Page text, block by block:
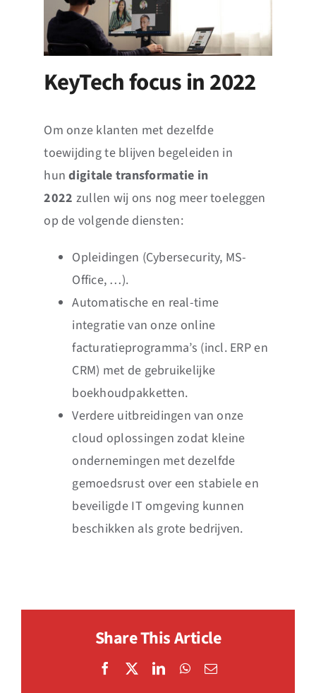
KeyTech focus in 2022
Om onze klanten met dezelfde
toewijding te blijven begeleiden in
hundigitale transformatie in
2022 zullen wij ons nog meer toeleggen
op de volgende diensten:
Opleidingen (Cybersecurity, MS-
Office, …).
Automatische en real-time
integratie van onze online
facturatieprogramma’s (incl. ERP en
CRM) met de gebruikelijke
boekhoudpakketten.
Verdere uitbreidingen van onze
cloud oplossingen zodat kleine
ondernemingen met dezelfde
gemoedsrust over een stabiele en
beveiligde IT omgeving kunnen
beschikken als grote bedrijven.
Share This Article
Facebook LinkedInWhatsApp
Email